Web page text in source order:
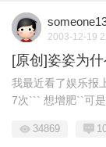
2003-12-19
[原创]姿姿为
我最近看了娱乐报
7次``` 想增肥``可是
34869